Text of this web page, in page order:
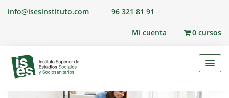
Skipinfo@isesinstituto.com 96 321 81 91
Mi cuenta 0 cursos